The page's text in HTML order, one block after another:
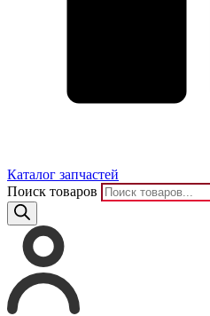
Каталог запчастей
Поиск товаров